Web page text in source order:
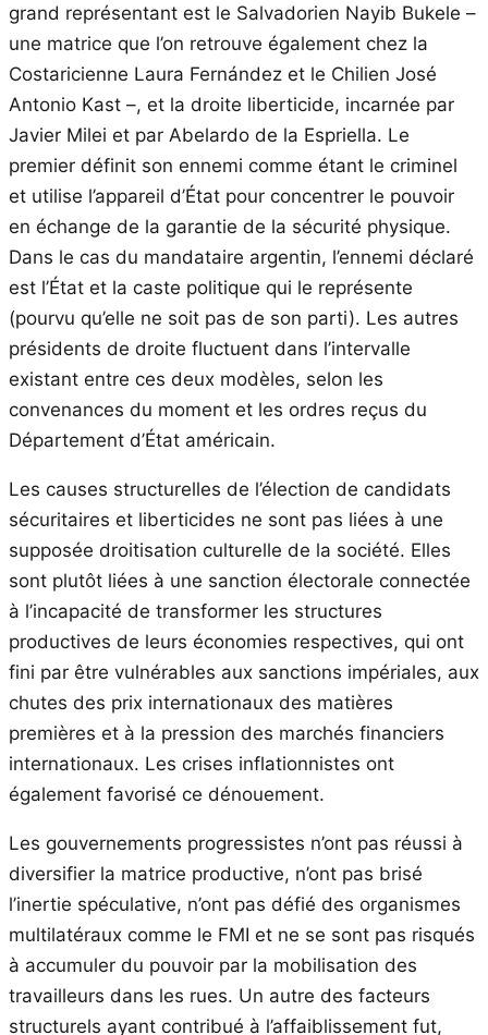
grand représentant est le Salvadorien Nayib Bukele –
une matrice que l’on retrouve également chez la
Costaricienne Laura Fernández et le Chilien José
Antonio Kast –, et la droite liberticide, incarnée par
Javier Milei et par Abelardo de la Espriella. Le
premier définit son ennemi comme étant le criminel
et utilise l’appareil d’État pour concentrer le pouvoir
en échange de la garantie de la sécurité physique.
Dans le cas du mandataire argentin, l’ennemi déclaré
est l’État et la caste politique qui le représente
(pourvu qu’elle ne soit pas de son parti). Les autres
présidents de droite fluctuent dans l’intervalle
existant entre ces deux modèles, selon les
convenances du moment et les ordres reçus du
Département d’État américain.
Les causes structurelles de l’élection de candidats
sécuritaires et liberticides ne sont pas liées à une
supposée droitisation culturelle de la société. Elles
sont plutôt liées à une sanction électorale connectée
à l’incapacité de transformer les structures
productives de leurs économies respectives, qui ont
fini par être vulnérables aux sanctions impériales, aux
chutes des prix internationaux des matières
premières et à la pression des marchés financiers
internationaux. Les crises inflationnistes ont
également favorisé ce dénouement.
Les gouvernements progressistes n’ont pas réussi à
diversifier la matrice productive, n’ont pas brisé
l’inertie spéculative, n’ont pas défié des organismes
multilatéraux comme le FMI et ne se sont pas risqués
à accumuler du pouvoir par la mobilisation des
travailleurs dans les rues. Un autre des facteurs
structurels ayant contribué à l’affaiblissement fut,